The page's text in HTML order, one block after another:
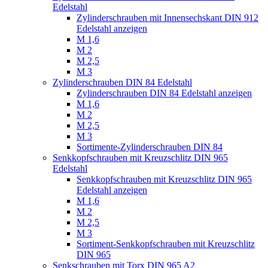
Edelstahl
Zylinderschrauben mit Innensechskant DIN 912
Edelstahl anzeigen
M 1,6
M 2
M 2,5
M 3
Zylinderschrauben DIN 84 Edelstahl
Zylinderschrauben DIN 84 Edelstahl anzeigen
M 1,6
M 2
M 2,5
M 3
Sortimente-Zylinderschrauben DIN 84
Senkkopfschrauben mit Kreuzschlitz DIN 965
Edelstahl
Senkkopfschrauben mit Kreuzschlitz DIN 965
Edelstahl anzeigen
M 1,6
M 2
M 2,5
M 3
Sortiment-Senkkopfschrauben mit Kreuzschlitz
DIN 965
Senkschrauben mit Torx DIN 965 A2